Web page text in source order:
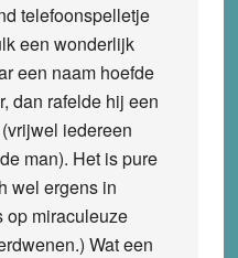
telefoonspelletje
een wonderlijk
een naam hoefde
dan rafelde hij een
iedereen
man). Het is pure
wel ergens in
op miraculeuze
Wat een